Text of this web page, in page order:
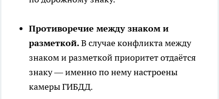
Противоречие между знаком и
разметкой.В случае конфликта между
знаком и разметкой приоритет отдаётся
знаку — именно по нему настроены
камеры ГИБДД.